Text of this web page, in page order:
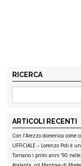
RICERCA
ARTICOLI RECENTI
Con l’Arezzo domenica come
UFFICIALE – Lorenzo Poli è
Tornano i primi anni ’90